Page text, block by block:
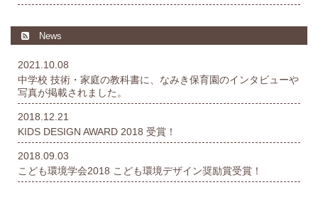
News
2021.10.08
中学校 技術・家庭の教科書に、なみき保育園のインタビューや
写真が掲載されました。
2018.12.21
KIDS DESIGN AWARD 2018 受賞！
2018.09.03
こども環境学会2018 こども環境デザイン奨励賞受賞！